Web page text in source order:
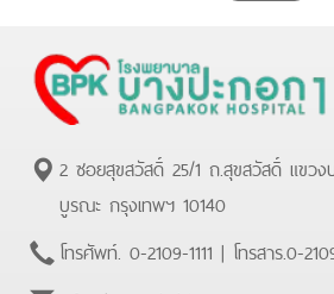
2 ซอยสุขสวัสดิ์ 25/1 ถ.สุขสวัสดิ์ แขวง
บูรณะ กรุงเทพฯ 10140
โทรศัพท์. 0-2109-1111 | โทรสาร.0-